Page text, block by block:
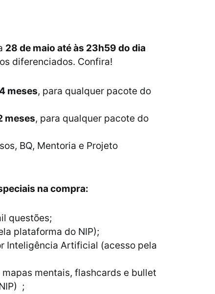
28 de maio até às 23h59 do dia
diferenciados. Confira!
meses, para qualquer pacote do
meses, para qualquer pacote do
BQ, Mentoria e Projeto
na compra:
questões;
plataforma do NIP);
Inteligência Artificial (acesso pela
mentais, flashcards e bullet
;